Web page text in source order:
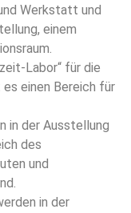
Werkstatt und
einem
Labor“ für die
einen Bereich für
in der Ausstellung
des
und
in der